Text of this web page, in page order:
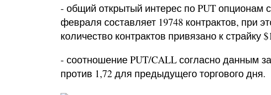
- общий открытый интерес по PUT опционам
февраля составляет 19748 контрактов, при
количество контрактов привязано к страйку
- соотношение PUT/CALL согласно данным
против 1,72 для предыдущего торгового дня.